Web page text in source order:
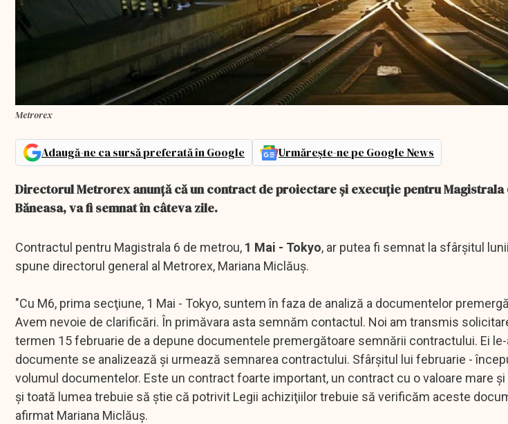
Metrorex
Adaugă-ne ca sursă preferată în Google Urmărește-ne pe Google News
Directorul Metrorex anunță că un contract de proiectare și execuție pentru Magistrala
Băneasa, va fi semnat în câteva zile.
Contractul pentru Magistrala 6 de metrou, 1 Mai - Tokyo, ar putea fi semnat la sfârşitul
spune directorul general al Metrorex, Mariana Miclăuş.
"Cu M6, prima secţiune, 1 Mai - Tokyo, suntem în faza de analiză a documentelor
Avem nevoie de clarificări. În primăvara asta semnăm contactul. Noi am transmis
termen 15 februarie de a depune documentele premergătoare semnării contractului. Ei
documente se analizează şi urmează semnarea contractului. Sfârşitul lui februarie -
volumul documentelor. Este un contract foarte important, un contract cu o valoare mare
şi toată lumea trebuie să ştie că potrivit Legii achiziţiilor trebuie să verificăm aceste
afirmat Mariana Miclăuş.